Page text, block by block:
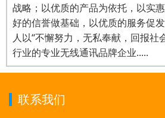
战略；以优质的产品为依托，以实
好的信誉做基础，以优质的服务促
人以“不懈努力，无私奉献，回报社
行业的专业无线通讯品牌企业.....
联系我们